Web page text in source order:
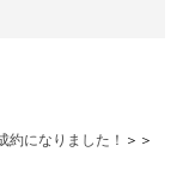
約になりました！ ＞＞